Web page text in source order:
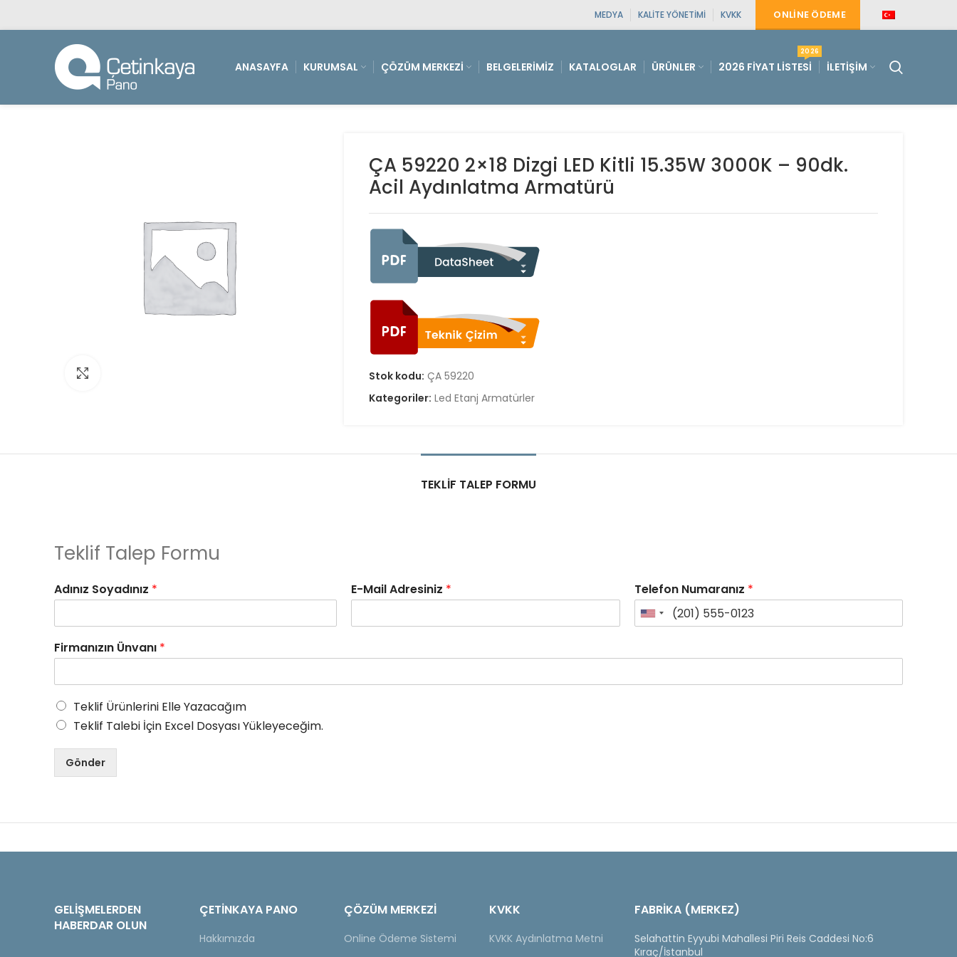
MEDYA KALITE YÖNETIMI KVKK ONLINE ÖDEME
ANASAYFA KURUMSAL ÇÖZÜM MERKEZI BELGELERIMIZ KATALOGLAR ÜRÜNLER 2026 FIYAT LISTESI
2026
İLETIŞIM
ÇA 59220 2×18 Dizgi LED Kitli 15.35W 3000K – 90dk.
Acil Aydınlatma Armatürü
Stok kodu: ÇA 59220
Kategoriler: Led Etanj Armatürler
TEKLIF TALEP FORMU
Teklif Talep Formu
Adınız Soyadınız * E-Mail Adresiniz * Telefon Numaranız *
Firmanızın Ünvanı *
Teklif Ürünlerini Elle Yazacağım
Teklif Talebi İçin Excel Dosyası Yükleyeceğim.
Gönder
GELIŞMELERDEN
HABERDAR OLUN
ÇETINKAYA PANO
Hakkımızda
ÇÖZÜM MERKEZİ
Online Ödeme Sistemi
KVKK
KVKK Aydınlatma Metni
FABRİKA (MERKEZ)
Selahattin Eyyubi Mahallesi Piri Reis Caddesi No:6
Kıraç/İstanbul